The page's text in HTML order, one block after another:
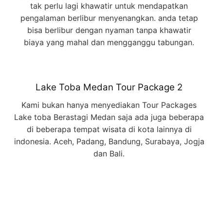
tak perlu lagi khawatir untuk mendapatkan
pengalaman berlibur menyenangkan. anda tetap
bisa berlibur dengan nyaman tanpa khawatir
biaya yang mahal dan mengganggu tabungan.
Lake Toba Medan Tour Package 2
Kami bukan hanya menyediakan Tour Packages
Lake toba Berastagi Medan saja ada juga beberapa
di beberapa tempat wisata di kota lainnya di
indonesia. Aceh, Padang, Bandung, Surabaya, Jogja
dan Bali.